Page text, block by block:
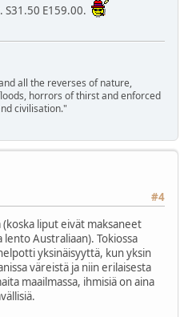
S31.50 E159.00.
all the reverses of nature,
horrors of thirst and enforced
civilisation."
#4
liput eivät maksaneet
Australiaan). Tokiossa
yksinäisyyttä, kun yksin
väreistä ja niin erilaisesta
maailmassa, ihmisiä on aina